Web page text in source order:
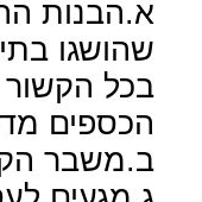
א.הבנות
שהושגו
בכל
הכספים
ב.משבר